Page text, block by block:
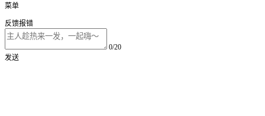
菜单
反馈报错
0/20
发送